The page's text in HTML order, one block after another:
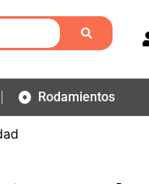
Rodamientos